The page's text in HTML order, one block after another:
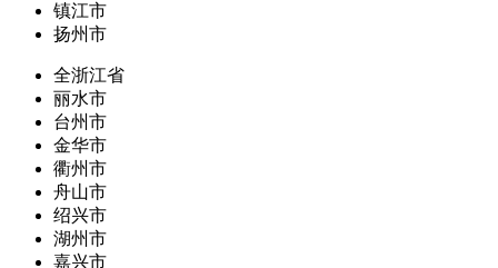
镇江市
扬州市
全浙江省
丽水市
台州市
金华市
衢州市
舟山市
绍兴市
湖州市
嘉兴市